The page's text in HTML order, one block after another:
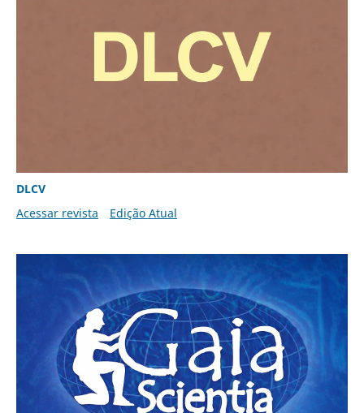
DLCV
Acessar revista
Edição Atual